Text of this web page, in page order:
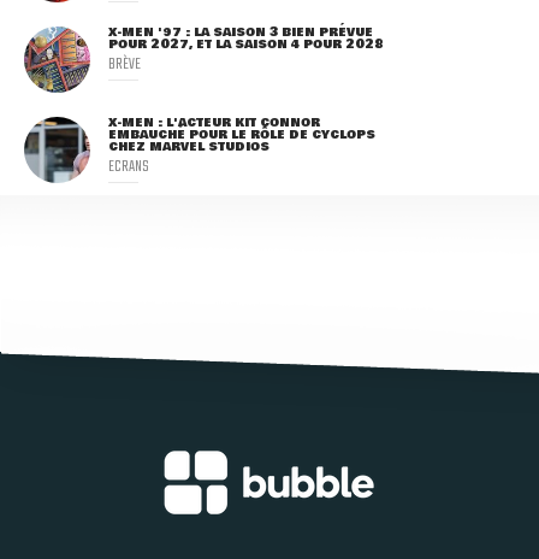
X-MEN '97 : LA SAISON 3 BIEN PRÉVUE
POUR 2027, ET LA SAISON 4 POUR 2028
BRÈVE
X-MEN : L'ACTEUR KIT CONNOR
EMBAUCHÉ POUR LE RÔLE DE CYCLOPS
CHEZ MARVEL STUDIOS
ECRANS